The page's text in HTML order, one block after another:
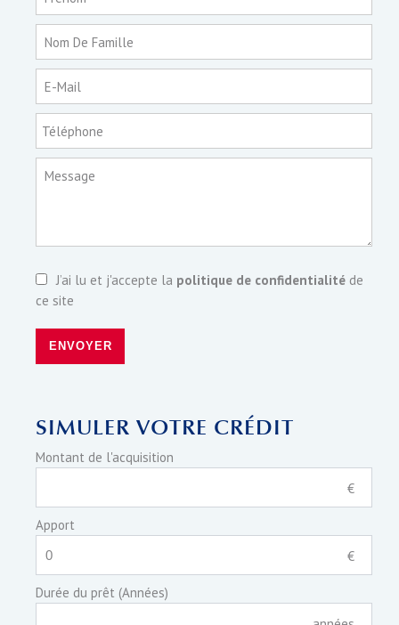
Nom De Famille
E-Mail
Téléphone
Message
J’ai lu et j'accepte la politique de confidentialité de
ce site
ENVOYER
SIMULER VOTRE CRÉDIT
Montant de l'acquisition
€
Apport
€
Durée du prêt (Années)